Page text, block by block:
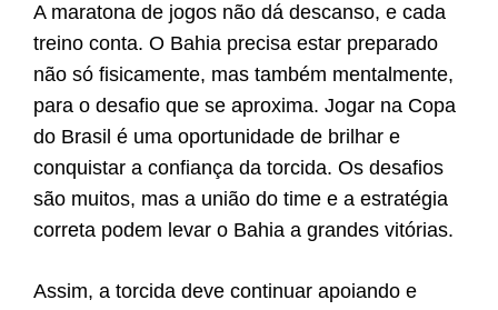
A maratona de jogos não dá descanso, e cada
treino conta. O Bahia precisa estar preparado
não só fisicamente, mas também mentalmente,
para o desafio que se aproxima. Jogar na Copa
do Brasil é uma oportunidade de brilhar e
conquistar a confiança da torcida. Os desafios
são muitos, mas a união do time e a estratégia
correta podem levar o Bahia a grandes vitórias.
Assim, a torcida deve continuar apoiando e